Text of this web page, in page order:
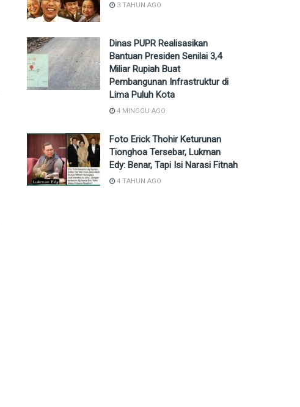
3 TAHUN AGO
Dinas PUPR Realisasikan
Bantuan Presiden Senilai 3,4
Miliar Rupiah Buat
Pembangunan Infrastruktur di
Lima Puluh Kota
4 MINGGU AGO
Foto Erick Thohir Keturunan
Tionghoa Tersebar, Lukman
Edy: Benar, Tapi Isi Narasi Fitnah
4 TAHUN AGO